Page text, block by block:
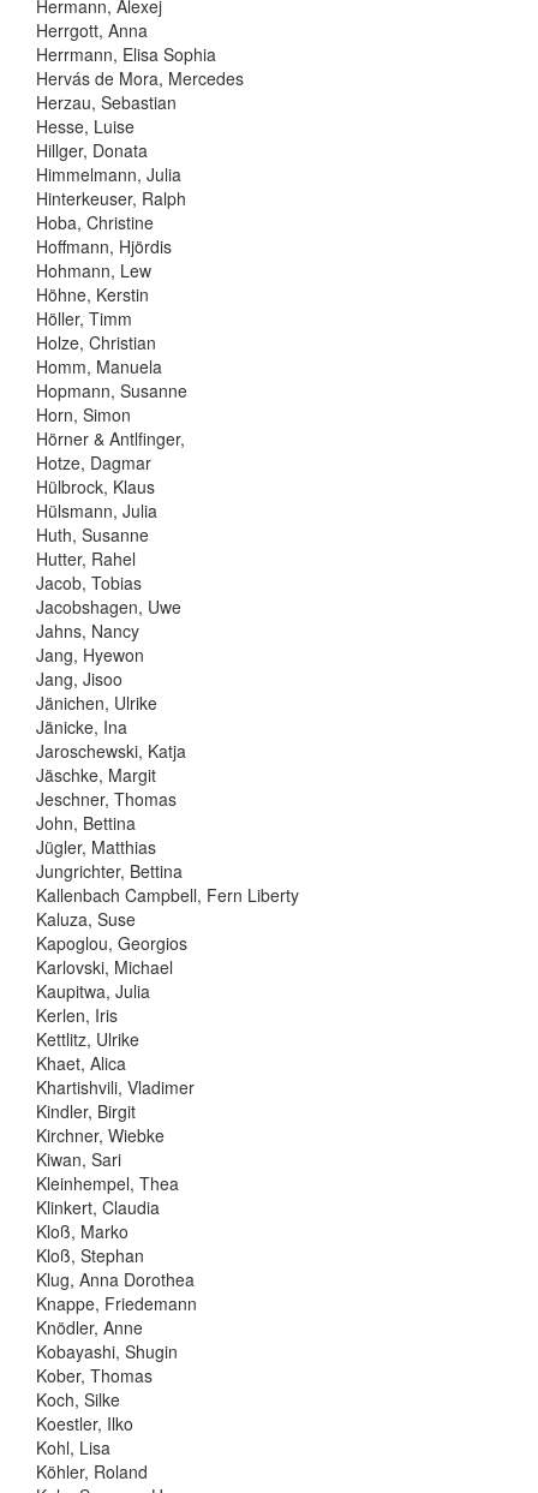
Hermann, Alexej
Herrgott, Anna
Herrmann, Elisa Sophia
Hervás de Mora, Mercedes
Herzau, Sebastian
Hesse, Luise
Hillger, Donata
Himmelmann, Julia
Hinterkeuser, Ralph
Hoba, Christine
Hoffmann, Hjördis
Hohmann, Lew
Höhne, Kerstin
Höller, Timm
Holze, Christian
Homm, Manuela
Hopmann, Susanne
Horn, Simon
Hörner & Antlfinger,
Hotze, Dagmar
Hülbrock, Klaus
Hülsmann, Julia
Huth, Susanne
Hutter, Rahel
Jacob, Tobias
Jacobshagen, Uwe
Jahns, Nancy
Jang, Hyewon
Jang, Jisoo
Jänichen, Ulrike
Jänicke, Ina
Jaroschewski, Katja
Jäschke, Margit
Jeschner, Thomas
John, Bettina
Jügler, Matthias
Jungrichter, Bettina
Kallenbach Campbell, Fern Liberty
Kaluza, Suse
Kapoglou, Georgios
Karlovski, Michael
Kaupitwa, Julia
Kerlen, Iris
Kettlitz, Ulrike
Khaet, Alica
Khartishvili, Vladimer
Kindler, Birgit
Kirchner, Wiebke
Kiwan, Sari
Kleinhempel, Thea
Klinkert, Claudia
Kloß, Marko
Kloß, Stephan
Klug, Anna Dorothea
Knappe, Friedemann
Knödler, Anne
Kobayashi, Shugin
Kober, Thomas
Koch, Silke
Koestler, Ilko
Kohl, Lisa
Köhler, Roland